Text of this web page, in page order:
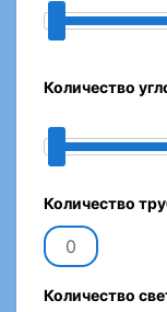
Количество
Количество
Количество